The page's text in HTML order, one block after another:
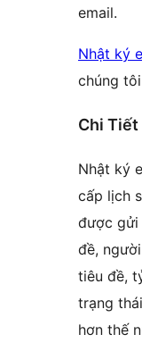
email.
Nhật ký
chúng
Chi Tiết
Nhật ký
cấp lịch
được gửi
đề,
tiêu đề,
trạng
hơn thế